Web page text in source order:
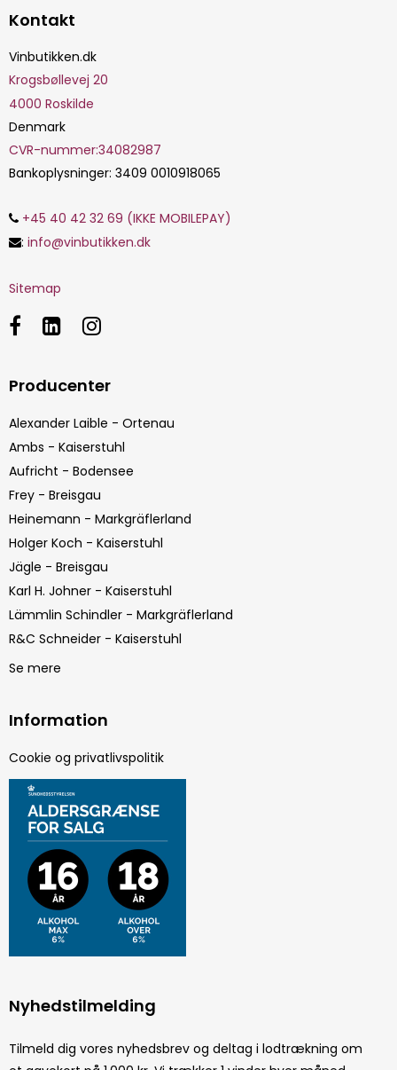
Kontakt
Vinbutikken.dk
Krogsbøllevej 20
4000 Roskilde
Denmark
CVR-nummer:34082987
Bankoplysninger: 3409 0010918065
+45 40 42 32 69 (IKKE MOBILEPAY)
: info@vinbutikken.dk
Sitemap
Producenter
Alexander Laible - Ortenau
Ambs - Kaiserstuhl
Aufricht - Bodensee
Frey - Breisgau
Heinemann - Markgräflerland
Holger Koch - Kaiserstuhl
Jägle - Breisgau
Karl H. Johner - Kaiserstuhl
Lämmlin Schindler - Markgräflerland
R&C Schneider - Kaiserstuhl
Se mere
Information
Cookie og privatlivspolitik
Nyhedstilmelding
Tilmeld dig vores nyhedsbrev og deltag i lodtrækning om